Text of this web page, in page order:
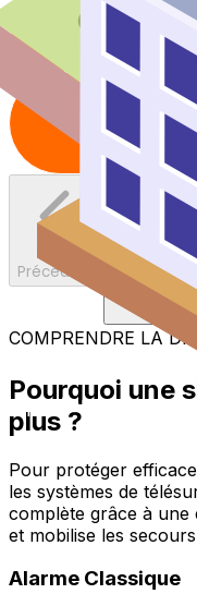
Précédent
Suivant
COMPRENDRE LA
Pourquoi une
plus ?
Pour protéger
les systèmes de
complète grâce à une
et mobilise les
Alarme Classique